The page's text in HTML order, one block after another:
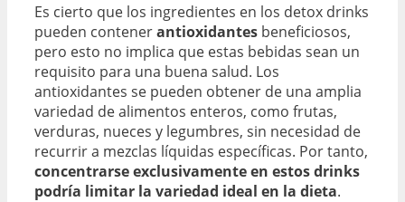
Es cierto que los ingredientes en los detox drinks
pueden contenerantioxidantes beneficiosos,
pero esto no implica que estas bebidas sean un
requisito para una buena salud. Los
antioxidantes se pueden obtener de una amplia
variedad de alimentos enteros, como frutas,
verduras, nueces y legumbres, sin necesidad de
recurrir a mezclas líquidas específicas. Por tanto,
concentrarse exclusivamente en estos drinks
podría limitar la variedad ideal en la dieta.